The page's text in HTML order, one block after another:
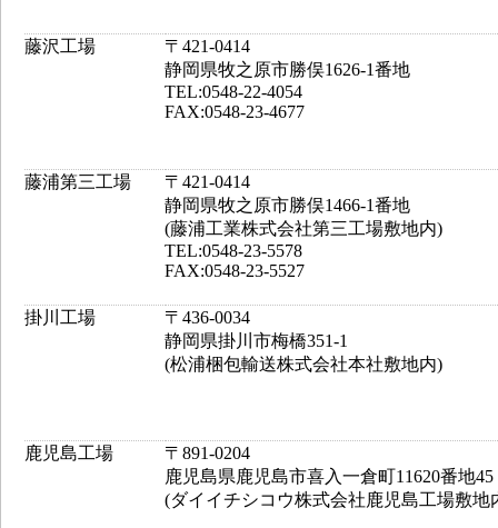
藤沢工場
〒421-0414
静岡県牧之原市勝俣1626-1番地
TEL:0548-22-4054
FAX:0548-23-4677
藤浦第三工場
〒421-0414
静岡県牧之原市勝俣1466-1番地
(藤浦工業株式会社第三工場敷地内)
TEL:0548-23-5578
FAX:0548-23-5527
掛川工場
〒436-0034
静岡県掛川市梅橋351-1
(松浦梱包輸送株式会社本社敷地内)
鹿児島工場
〒891-0204
鹿児島県鹿児島市喜入一倉町11620番地45
(ダイイチシコウ株式会社鹿児島工場敷地